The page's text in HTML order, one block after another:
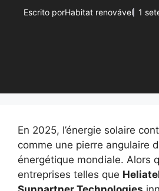
Escrito porHabitat renovável 1
En 2025, l’énergie solaire
comme une pierre angulaire
énergétique mondiale. Alors
entreprises telles que